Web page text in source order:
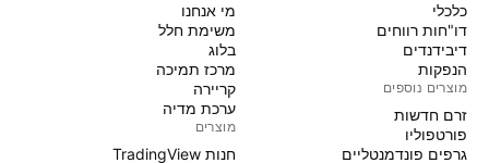
כלכלי
דו"חות רווחים
דיבידנדים
הנפקות
מוצרים נוספים
זרם חדשות
פורטפוליו
גרפים פונדמנטליים
מי אנחנו
משימת חלל
בלוג
מרכז תמיכה
קריירה
ערכת מדיה
מוצרים
חנות TradingView